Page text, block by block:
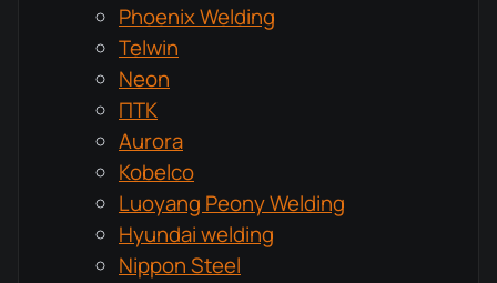
Phoenix Welding
Telwin
Neon
ПТК
Aurora
Kobelco
Luoyang Peony Welding
Hyundai welding
Nippon Steel